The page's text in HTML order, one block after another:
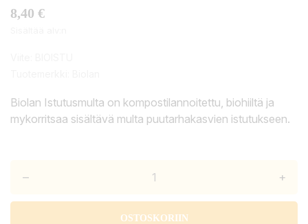
8,40 €
Biolan Istutusmulta on kompostilannoitettu, biohiiltä ja
mykorritsaa sisältävä multa puutarhakasvien istutukseen.
– +
OSTOSKORIIN